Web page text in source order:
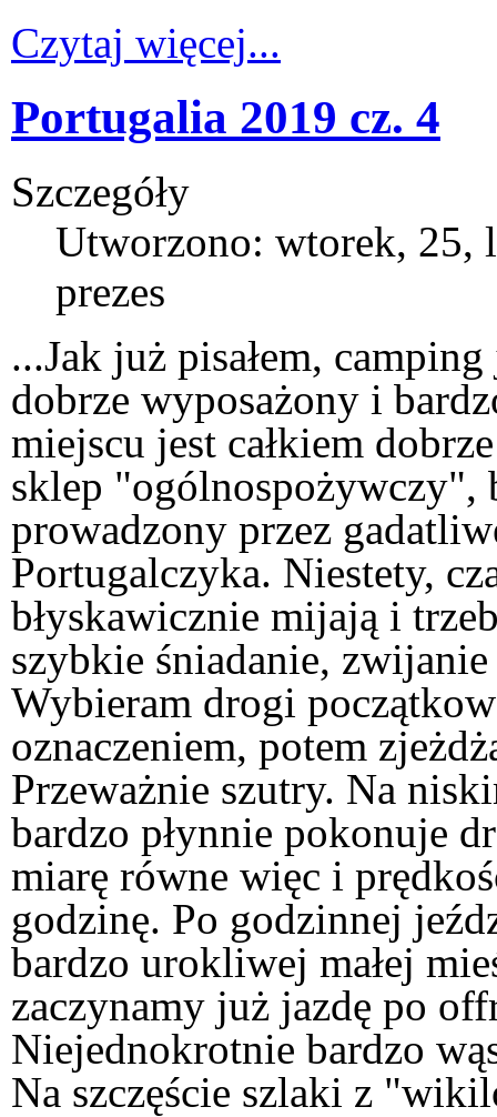
Czytaj więcej...
Portugalia 2019 cz. 4
Szczegóły
Utworzono: wtorek, 25,
prezes
...Jak już pisałem,
dobrze wyposażony i
miejscu jest całkiem
sklep "ogólnospożywczy",
prowadzony przez
Portugalczyka. Niestety,
błyskawicznie mijają i
szybkie śniadanie,
Wybieram drogi
oznaczeniem, potem
Przeważnie szutry. Na
bardzo płynnie pokonuje
miarę równe więc i
godzinę. Po godzinnej
bardzo urokliwej małej
zaczynamy już jazdę po
Niejednokrotnie bardzo
Na szczęście szlaki z